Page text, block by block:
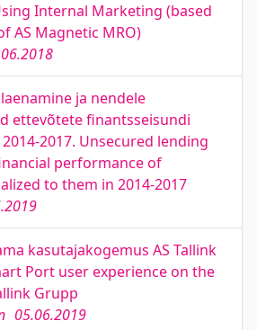
Internal Marketing (based
AS Magnetic MRO)
ja nendele
ettevõtete finantsseisundi
2017. Unsecured lending
performance of
to them in 2014-2017
kasutajakogemus AS Tallink
Port user experience on the
Grupp
05.06.2019